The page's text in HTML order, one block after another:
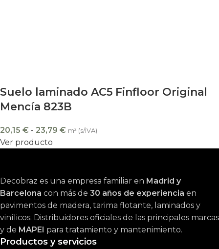
Suelo laminado AC5 Finfloor Original
Mencía 823B
20,15 € - 23,79 € m² (s/IVA)
Ver producto
Decobraz es una empresa familiar en Madrid y
Barcelona con más de 30 años de experiencia en
pavimentos de madera, tarima flotante, laminados y
vinílicos. Distribuidores oficiales de las principales marcas
y de MAPEI para tratamiento y mantenimiento.
Productos y servicios